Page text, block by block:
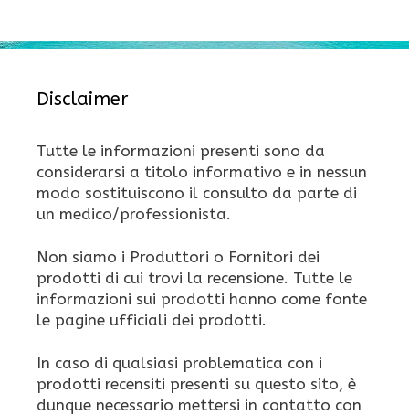
Disclaimer
Tutte le informazioni presenti sono da
considerarsi a titolo informativo e in nessun
modo sostituiscono il consulto da parte di
un medico/professionista.
Non siamo i Produttori o Fornitori dei
prodotti di cui trovi la recensione. Tutte le
informazioni sui prodotti hanno come fonte
le pagine ufficiali dei prodotti.
In caso di qualsiasi problematica con i
prodotti recensiti presenti su questo sito, è
dunque necessario mettersi in contatto con